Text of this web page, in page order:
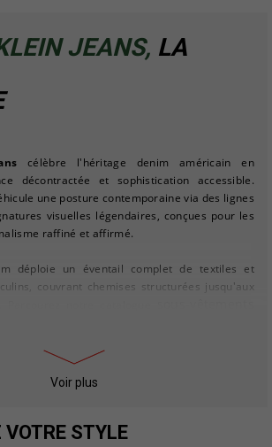
JEANS, LA
célèbre l'héritage denim américain en
décontractée et sophistication accessible.
une posture contemporaine via des lignes
visuelles légendaires, conçues pour les
raffiné et affirmé.
déploie un éventail complet de textiles et
couvrant chemises structurées jusqu'aux
silhouette harmonieuse, mariez vos jeans
sweats homme
, proposées dans une diversité chromatique
Voir plus
STYLE